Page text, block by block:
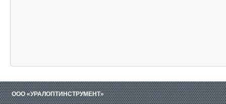
ООО «УРАЛОПТИНСТРУМЕНТ»